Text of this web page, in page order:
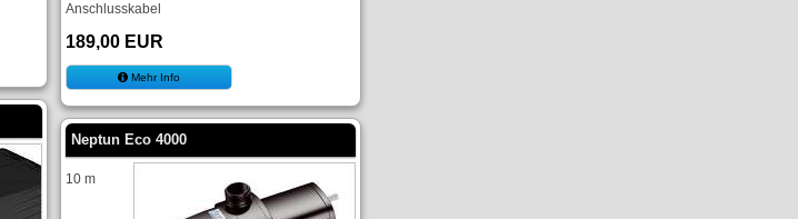
Anschlusskabel
189,00 EUR
Mehr Info
Neptun Eco 4000
10 m